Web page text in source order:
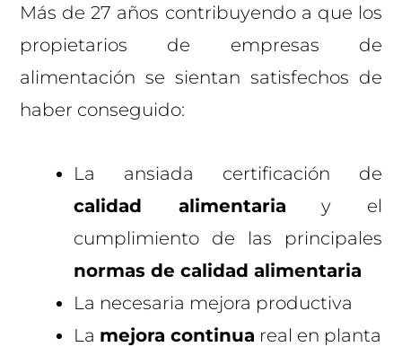
Más de 27 años contribuyendo a que los
propietarios de empresas de
alimentación se sientan satisfechos de
haber conseguido:
La ansiada certificación de
calidad alimentaria y el
cumplimiento de las principales
normas de calidad alimentaria
La necesaria mejora productiva
La mejora continua real en planta